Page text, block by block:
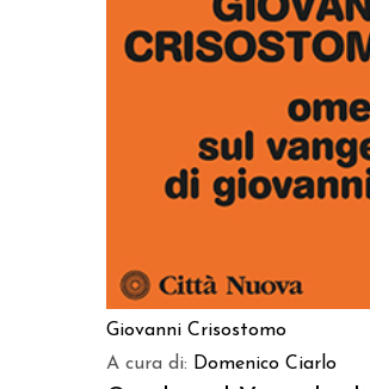
AGGIUNGI AL CARRELLO
Giovanni Crisostomo
A cura di: Domenico Ciarlo